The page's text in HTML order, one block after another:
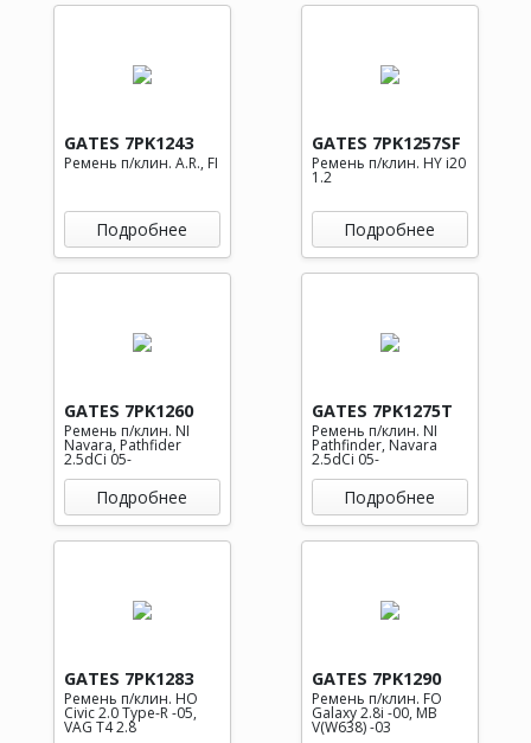
GATES 7PK1243
Ремень п/клин. A.R., FI
Подробнее
GATES 7PK1257SF
Ремень п/клин. HY i20
1.2
Подробнее
GATES 7PK1260
Ремень п/клин. NI
Navara, Pathfider
2.5dCi 05-
Подробнее
GATES 7PK1275T
Ремень п/клин. NI
Pathfinder, Navara
2.5dCi 05-
Подробнее
GATES 7PK1283
Ремень п/клин. HO
Civic 2.0 Type-R -05,
VAG T4 2.8
GATES 7PK1290
Ремень п/клин. FO
Galaxy 2.8i -00, MB
V(W638) -03